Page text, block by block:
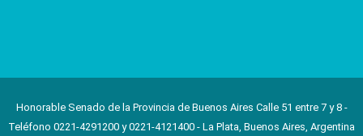
Honorable Senado de la Provincia de Buenos Aires Calle 51 entre 7 y 8 -
Teléfono 0221-4291200 y 0221-4121400 - La Plata, Buenos Aires, Argentina